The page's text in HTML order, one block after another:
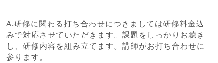
A.研修に関わる打ち合わせにつきましては研修料金込
みで対応させていただきます。課題をしっかりお聴き
し、研修内容を組み立てます。講師がお打ち合わせに
参ります。